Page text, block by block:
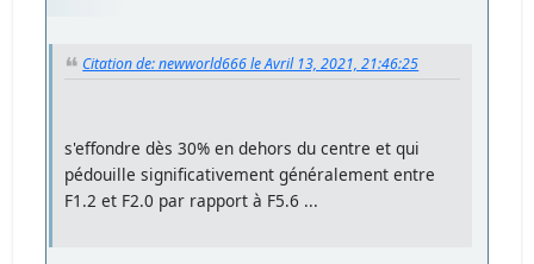
Citation de: newworld666 le Avril 13, 2021, 21:46:25
s'effondre dès 30% en dehors du centre et qui
pédouille significativement généralement entre
F1.2 et F2.0 par rapport à F5.6 ...